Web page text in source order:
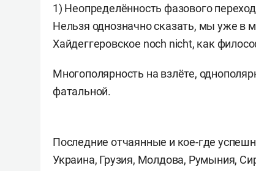
1) Неопределённость фазового
Нельзя однозначно сказать, мы уже в
Хайдеггеровское noch nicht, как
Многополярность на взлёте,
фатальной.
Последние отчаянные и кое-где
Украина, Грузия, Молдова, Румыния,